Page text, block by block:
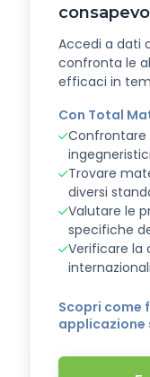
Accedi a dati
confronta le
efficaci in
Con Total
Confrontare
Trovare
diversi
Valutare le
specifiche
Verificare la
internazionali
Scopri come
applicazione